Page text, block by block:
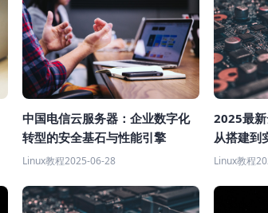
中国电信云服务器：企业数字化
转型的安全基石与性能引擎
Linux教程2025-06-28
2025最新
从搭建到
Linux教程